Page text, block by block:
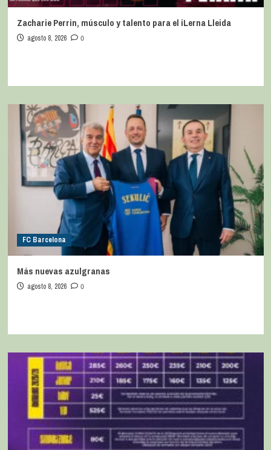
Zacharie Perrin, músculo y talento para el iLerna Lleida
agosto 8, 2026 0
FC Barcelona
Más nuevas azulgranas
agosto 8, 2026 0